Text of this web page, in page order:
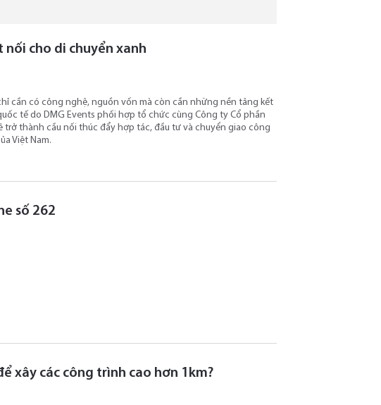
nối cho di chuyển xanh
cần có công nghệ, nguồn vốn mà còn cần những nền tảng kết
tế do DMG Events phối hợp tổ chức cùng Công ty Cổ phần
trở thành cầu nối thúc đẩy hợp tác, đầu tư và chuyển giao công
Việt Nam.
số 262
xây các công trình cao hơn 1km?